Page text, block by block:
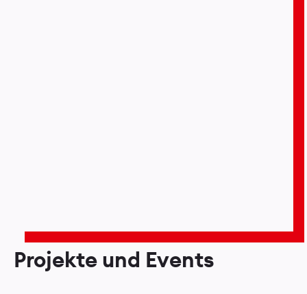
Projekte und Events